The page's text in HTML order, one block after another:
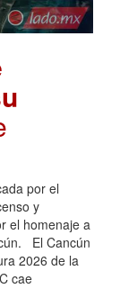
por el
y
el homenaje a
El Cancún
2026 de la
cae